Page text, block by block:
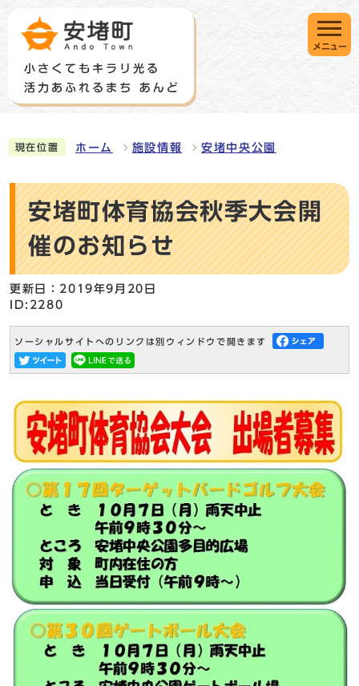
メニュー
現在位置 ホーム 施設情報 安堵中央公園
安堵町体育協会秋季大会開
催のお知らせ
更新日：2019年9月20日
ID:2280
ソーシャルサイトへのリンクは別ウィンドウで開きます